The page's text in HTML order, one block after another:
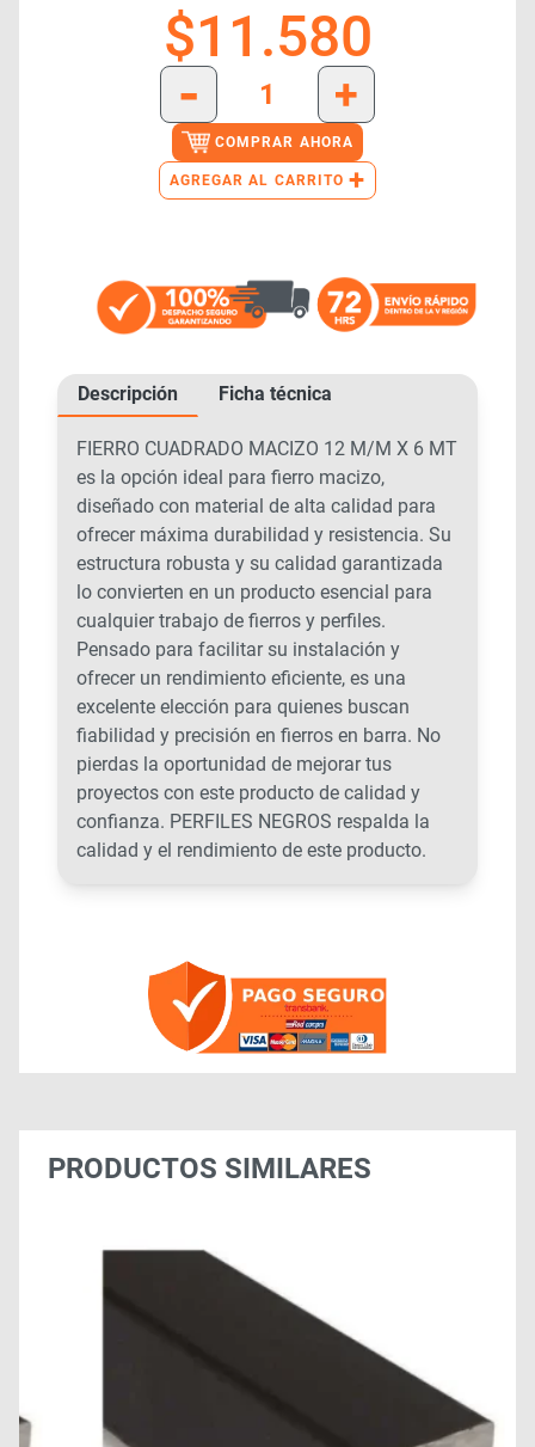
$11.580
-
+
COMPRAR AHORA
AGREGAR AL CARRITO +
Descripción Ficha técnica
FIERRO CUADRADO MACIZO 12 M/M X 6 MT
es la opción ideal para fierro macizo,
diseñado con material de alta calidad para
ofrecer máxima durabilidad y resistencia. Su
estructura robusta y su calidad garantizada
lo convierten en un producto esencial para
cualquier trabajo de fierros y perfiles.
Pensado para facilitar su instalación y
ofrecer un rendimiento eficiente, es una
excelente elección para quienes buscan
fiabilidad y precisión en fierros en barra. No
pierdas la oportunidad de mejorar tus
proyectos con este producto de calidad y
confianza. PERFILES NEGROS respalda la
calidad y el rendimiento de este producto.
PRODUCTOS SIMILARES